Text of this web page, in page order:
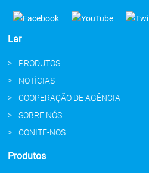
Lar
PRODUTOS
NOTÍCIAS
COOPERAÇÃO DE AGÊNCIA
SOBRE NÓS
CONITE-NOS
Produtos